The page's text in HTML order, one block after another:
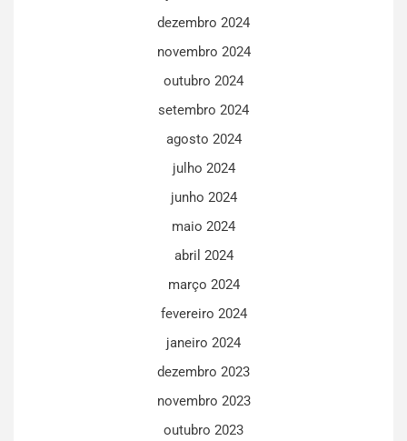
dezembro 2024
novembro 2024
outubro 2024
setembro 2024
agosto 2024
julho 2024
junho 2024
maio 2024
abril 2024
março 2024
fevereiro 2024
janeiro 2024
dezembro 2023
novembro 2023
outubro 2023